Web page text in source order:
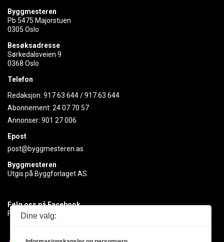
Byggmesteren
Pb 5475 Majorstuen
0305 Oslo
Besøksadresse
Sørkedalsveien 9
0368 Oslo
Telefon
Redaksjon: 917 63 644/917 63 644
Abonnement: 24 07 70 57
Annonser: 901 27 006
Epost
post@byggmesteren.as
Byggmesteren
Utgis på Byggforlaget AS.
Følg oss på Facebook
Få med deg det siste innen byggebransjen
Dine valg: